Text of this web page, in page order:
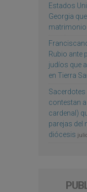
Estados
Georgia
matrimonio
Rubio ante
judíos que
en Tierra
Sacerdotes
contestan
cardenal)
parejas del
diócesis